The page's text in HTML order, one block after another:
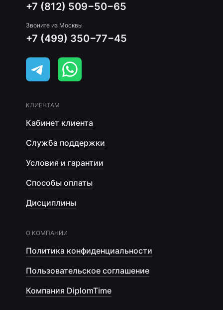
+7 (812) 509−50−65
Звоните из Москвы
+7 (499) 350−77−45
КЛИЕНТАМ
Кабинет клиента
Служба поддержки
Условия и гарантии
Способы оплаты
Дисциплины
О КОМПАНИИ
Политика конфиденциальности
Пользовательское соглашение
Компания DiplomTime